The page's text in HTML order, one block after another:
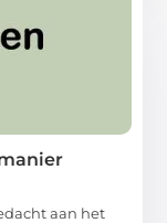
aan het